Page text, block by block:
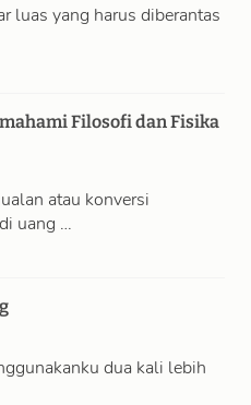
luas yang harus diberantas
Filosofi dan Fisika
atau konversi
uang …
dua kali lebih